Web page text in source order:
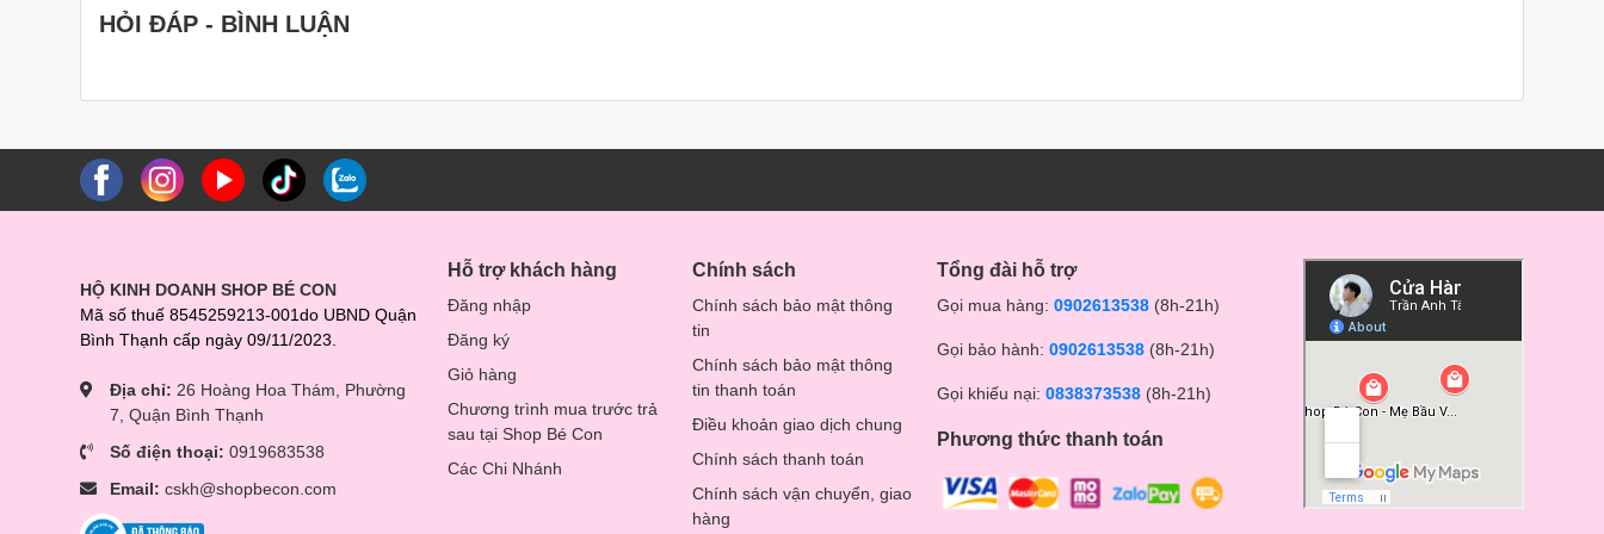
nước tinh khiết, pha sữa an toàn cho bé, đồng thời có thể dùng để pha trà, pha cà phê cho bố mẹ.
Ưu điểm máy tiệt trùng sấy khô bình sữa UVC và
đun nước MB 104
Tích hợp đa chức năng trong cùng một sản phẩm.
Được làm từ các chất liệu cao cấp, an toàn với sức khỏe cả gia đình.
Các chức năng có thể hoạt động độc lập hoặc đồng thời tùy theo nhu cầu.
Màn hình điều khiển thông minh, dễ dàng thao tác.
Có thể tiệt trùng, loại bỏ những vi khuẩn gây hại đang ẩn chứa trong bình sữa nhờ công nghệ tia UVC an toàn.
HỎI ĐÁP - BÌNH LUẬN
HỘ KINH DOANH SHOP BÉ CON
Mã số thuế 8545259213-001do UBND Quận
Bình Thạnh cấp ngày 09/11/2023.
Địa chỉ: 26 Hoàng Hoa Thám, Phường
7, Quận Bình Thạnh
Số điện thoại: 0919683538
Email: cskh@shopbecon.com
Hỗ trợ khách hàng
Đăng nhập
Đăng ký
Giỏ hàng
Chương trình mua trước trả
sau tại Shop Bé Con
Các Chi Nhánh
Chính sách
Chính sách bảo mật thông
tin
Chính sách bảo mật thông
tin thanh toán
Điều khoản giao dịch chung
Chính sách thanh toán
Chính sách vận chuyển, giao
hàng
Tổng đài hỗ trợ
Gọi mua hàng: 0902613538 (8h-21h)
Gọi bảo hành: 0902613538 (8h-21h)
Gọi khiếu nại: 0838373538 (8h-21h)
Phương thức thanh toán